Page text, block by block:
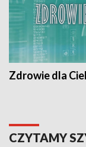
Zdrowie dla
CZYTAMY